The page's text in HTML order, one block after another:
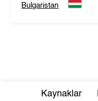
Bulgaristan
Kaynaklar